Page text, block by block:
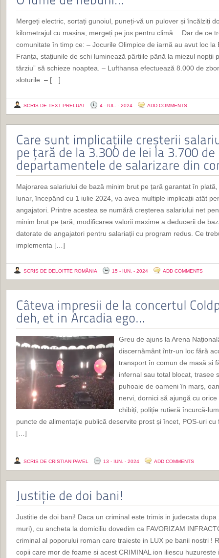
Mergeți electric, sortați gunoiul, puneți-vă un pulover și încălziți
kilometrajul cu mașina, mergeți pe jos pentru climă… Dar de ce
comunitate în timp ce: – Jocurile Olimpice de iarnă au avut loc la
Franța, stațiunile de schi luminează pârtiile până la miezul nopții
târziu” să schieze noaptea. – Lufthansa efectuează 8.000 de
sloturile. – […]
SCRIS DE TEXT PRELUAT 4 - IUL. - 2024 ADD COMMENTS
Majorarea salariului de bază minim brut pe țară garantat în
lunar, începând cu 1 iulie 2024, va avea multiple implicații atât
angajatori. Printre acestea se numără creșterea salariului net
minim brut pe țară, modificarea valorii maxime a deducerii de
datorate de angajatori pentru salariații cu program redus. Ce
implementa […]
SCRIS DE DELOITTE ROMÂNIA 15 - IUN. - 2024 ADD COMMENTS
Greu de ajuns la Arena
discernământ într-un loc fără
transport în comun de masă și
infernal sau total blocat, trasee
puhoaie de oameni în marș,
nervi, dornici să ajungă cu
chibiți, poliție rutieră încurcă-
puncte de alimentație publică deservite prost și încet, POS-uri
[…]
SCRIS DE CRISTIAN PAVEL 13 - IUN. - 2024 ADD COMMENTS
Justitie de doi bani! Daca un criminal este trimis in judecata
muri), cu ancheta la domiciliu dovedim ca FAVORIZAM
criminal al poporului roman care traieste in LUX pe banii nostri !
copii care mor de foame si acest CRIMINAL ion iliescu